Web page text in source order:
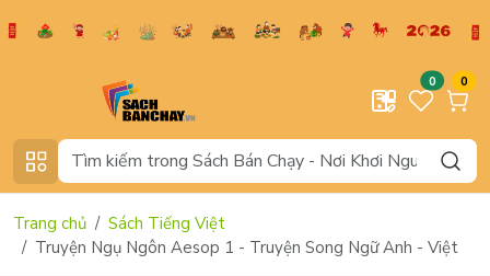
0 0
Trang chủ
Sách Tiếng Việt
Truyện Ngụ Ngôn Aesop 1 - Truyện Song Ngữ Anh - Việt